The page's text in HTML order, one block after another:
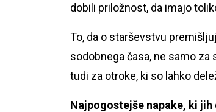
dobili priložnost, da imajo
To, da o starševstvu
sodobnega časa, ne samo
tudi za otroke, ki so lahko
Najpogostejše napake, ki